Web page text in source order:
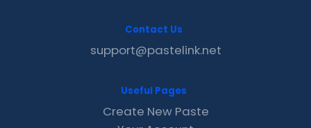
Contact Us
support@pastelink.net
Useful Pages
Create New Paste